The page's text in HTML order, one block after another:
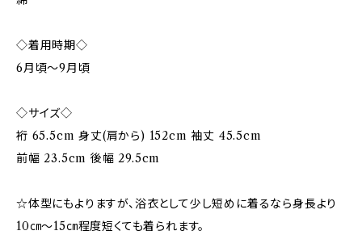
◇着用時期◇
6月頃～9月頃
◇サイズ◇
裄 65.5cm 身丈(肩から) 152cm 袖丈 45.5cm
前幅 23.5cm 後幅 29.5cm
☆体型にもよりますが、浴衣として少し短めに着るなら身長より
10㎝〜15㎝程度短くても着られます。